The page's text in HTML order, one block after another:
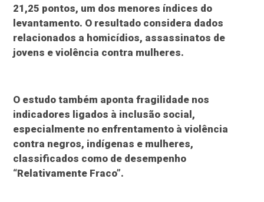
21,25 pontos, um dos menores índices do
levantamento. O resultado considera dados
relacionados a homicídios, assassinatos de
jovens e violência contra mulheres.
O estudo também aponta fragilidade nos
indicadores ligados à inclusão social,
especialmente no enfrentamento à violência
contra negros, indígenas e mulheres,
classificados como de desempenho
“Relativamente Fraco”.